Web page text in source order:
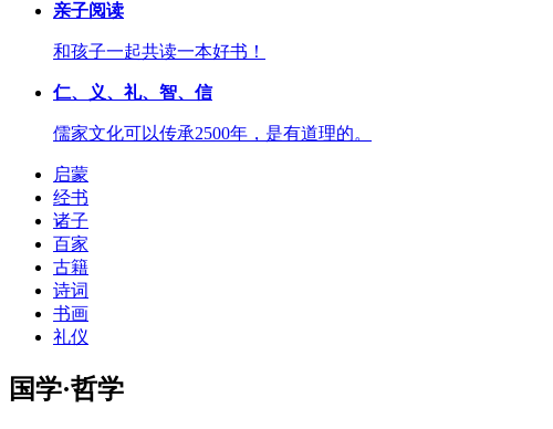
亲子阅读
和孩子一起共读一本好书！
仁、义、礼、智、信
儒家文化可以传承2500年，是有道理的。
启蒙
经书
诸子
百家
古籍
诗词
书画
礼仪
国学·哲学